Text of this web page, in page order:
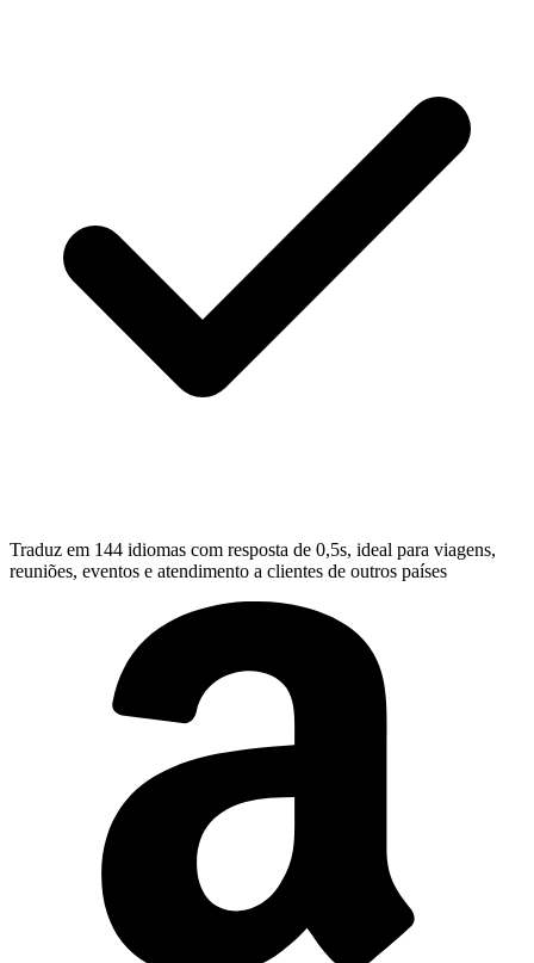
Traduz em 144 idiomas com resposta de 0,5s, ideal para viagens,
reuniões, eventos e atendimento a clientes de outros países